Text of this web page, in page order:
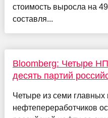
стоимость выросла на
составля...
Bloomberg: Четыре
десять партий
Четыре из семи главных
нефтепереработчиков